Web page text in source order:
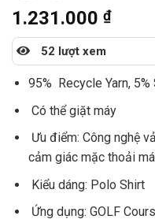
1.231.000 ₫
52 lượt xem
95% Recycle Yarn, 5%
Có thể giặt máy
Ưu điểm: Công nghệ
cảm giác mặc thoải
Kiểu dáng: Polo Shirt
Ứng dụng: GOLF